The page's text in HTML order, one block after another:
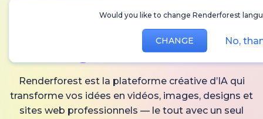
Would you like to change Renderforest
CHANGE No,
Créez desvidéos,
et audio IA
Renderforest est la plateforme créative d’IA qui
transforme vos idées en vidéos, images, designs et
sites web professionnels — le tout avec un seul